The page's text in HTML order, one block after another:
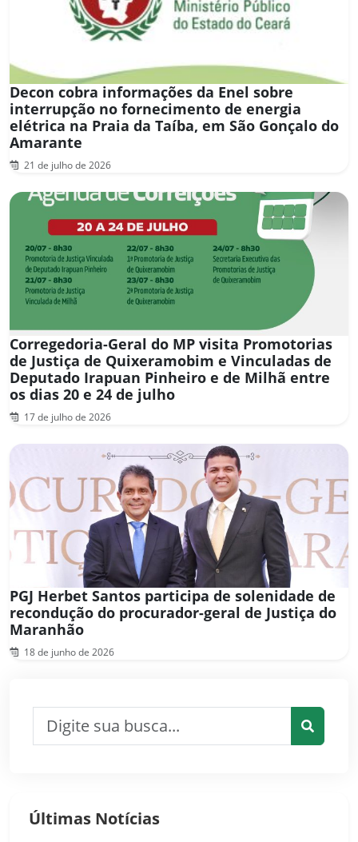
Decon cobra informações da Enel sobre
interrupção no fornecimento de energia
elétrica na Praia da Taíba, em São Gonçalo do
Amarante
21 de julho de 2026
Corregedoria-Geral do MP visita Promotorias
de Justiça de Quixeramobim e Vinculadas de
Deputado Irapuan Pinheiro e de Milhã entre
os dias 20 e 24 de julho
17 de julho de 2026
PGJ Herbet Santos participa de solenidade de
recondução do procurador-geral de Justiça do
Maranhão
18 de junho de 2026
Últimas Notícias